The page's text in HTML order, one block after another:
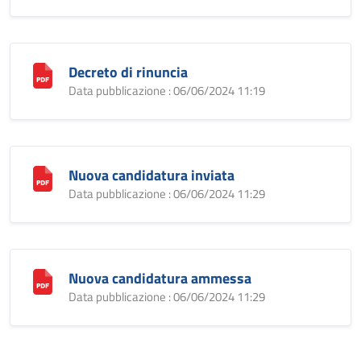
Decreto di rinuncia
Data pubblicazione : 06/06/2024 11:19
Nuova candidatura inviata
Data pubblicazione : 06/06/2024 11:29
Nuova candidatura ammessa
Data pubblicazione : 06/06/2024 11:29